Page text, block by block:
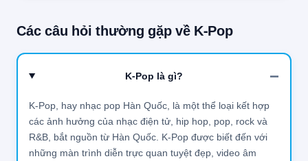
Các câu hỏi thường gặp về K-Pop
K-Pop là gì?
K-Pop, hay nhạc pop Hàn Quốc, là một thể loại kết hợp
các ảnh hưởng của nhạc điện tử, hip hop, pop, rock và
R&B, bắt nguồn từ Hàn Quốc. K-Pop được biết đến với
những màn trình diễn trực quan tuyệt đẹp, video âm